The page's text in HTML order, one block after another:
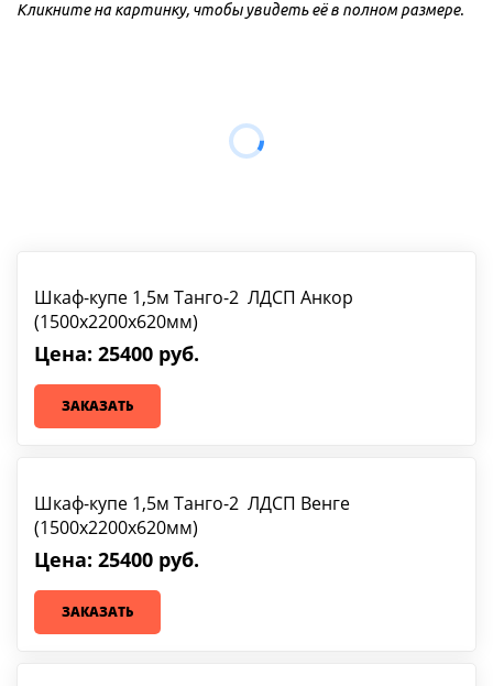
Кликните на картинку, чтобы увидеть её в полном размере.
Шкаф-купе 1,5м Танго-2 ЛДСП Анкор
(1500х2200х620мм)
Цена: 25400 руб.
ЗАКАЗАТЬ
Шкаф-купе 1,5м Танго-2 ЛДСП Венге
(1500х2200х620мм)
Цена: 25400 руб.
ЗАКАЗАТЬ